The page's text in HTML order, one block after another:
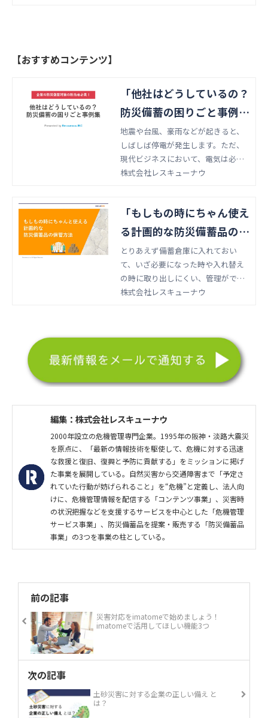
【おすすめコンテンツ】
「他社はどうしているの？
防災備蓄の困りごと事例
集」 資料ダウンロード
地震や台風、豪雨などが起きると、
しばしば停電が発生します。ただ、
現代ビジネスにおいて、電気は必要
不可欠なリソースです。そこで、
を例にご紹介しています。また、南
海トラフ地震や首都直下型地震にお
株式会社レスキューナウ
「もしもの時にちゃん使え
る計画的な防災備蓄品の保
管方法」 資料ダウンロー
ド
とりあえず備蓄倉庫に入れておい
て、いざ必要になった時や入れ替え
の時に取り出しにくい、管理ができ
ていない…なんてことはありません
株式会社レスキューナウ
編集：株式会社レスキューナウ
2000年設立の危機管理専門企業。1995年の阪神・淡路大震災
を原点に、「最新の情報技術を駆使して、危機に対する迅速
な救援と復旧、復興と予防に貢献する」をミッションに掲げ
た事業を展開している。自然災害から交通障害まで「予定さ
れていた行動が妨げられること」を“危機”と定義し、法人向
けに、危機管理情報を配信する「コンテンツ事業」、災害時
の状況把握などを支援するサービスを中心とした「危機管理
サービス事業」、防災備蓄品を提案・販売する「防災備蓄品
事業」の3つを事業の柱としている。
前の記事
災害対応をimatomeで始めましょう！
imatomeで活用してほしい機能3つ
次の記事
土砂災害に対する企業の正しい備え と
は？